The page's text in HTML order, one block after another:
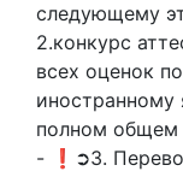
следующему
2.конкурс
всех оценок
иностранному
полном
- ❗➲3.